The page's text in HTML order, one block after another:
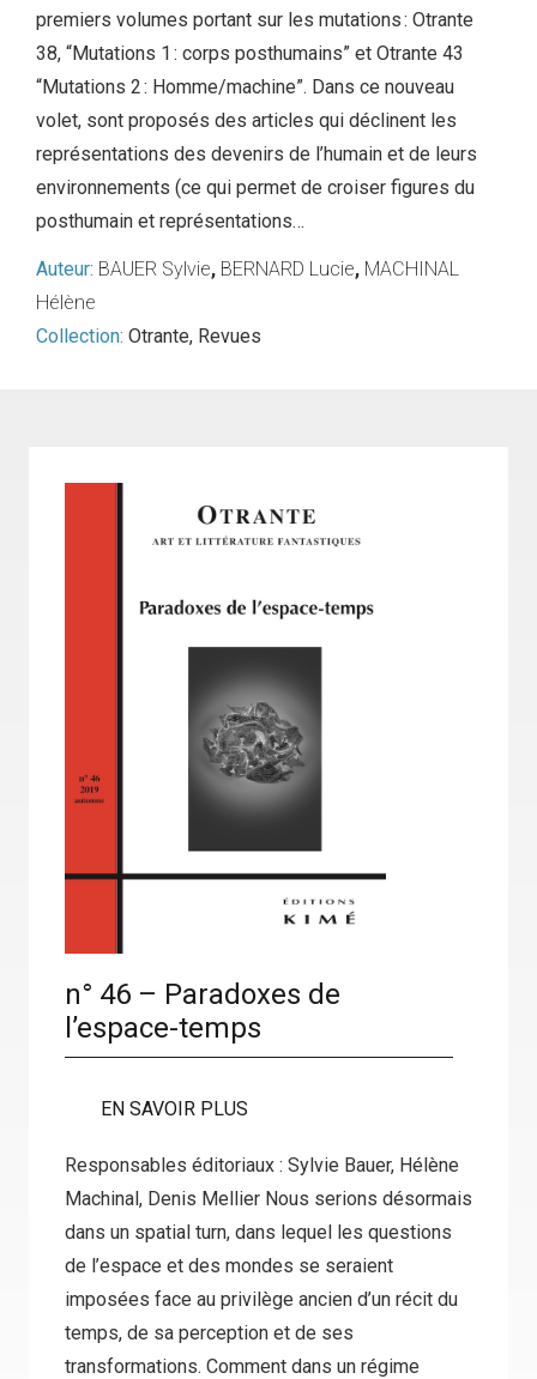
premiers volumes portant sur les mutations : Otrante
38, “Mutations 1 : corps posthumains” et Otrante 43
“Mutations 2 : Homme/machine”. Dans ce nouveau
volet, sont proposés des articles qui déclinent les
représentations des devenirs de l’humain et de leurs
environnements (ce qui permet de croiser figures du
posthumain et représentations…
Auteur: BAUER Sylvie, BERNARD Lucie, MACHINAL
Hélène
Collection: Otrante, Revues
n° 46 – Paradoxes de
l’espace-temps
EN SAVOIR PLUS
Responsables éditoriaux : Sylvie Bauer, Hélène
Machinal, Denis Mellier Nous serions désormais
dans un spatial turn, dans lequel les questions
de l’espace et des mondes se seraient
imposées face au privilège ancien d’un récit du
temps, de sa perception et de ses
transformations. Comment dans un régime